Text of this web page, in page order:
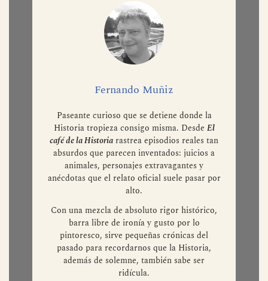
Fernando Muñiz
Paseante curioso que se detiene donde la
Historia tropieza consigo misma. Desde
café de la Historia rastrea episodios reales tan
absurdos que parecen inventados: juicios a
animales, personajes extravagantes y
anécdotas que el relato oficial suele pasar por
alto.
Con una mezcla de absoluto rigor histórico,
barra libre de ironía y gusto por lo
pintoresco, sirve pequeñas crónicas del